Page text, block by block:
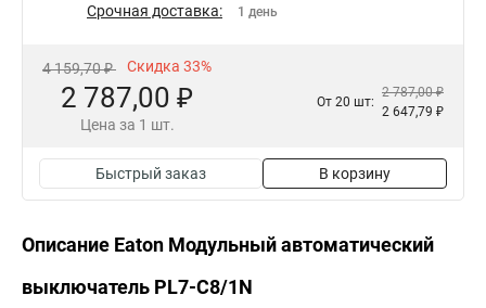
Срочная доставка: 1 день
4 159,70 ₽ Скидка 33%
2 787,00 ₽
Цена за 1 шт.
От 20 шт:
2 787,00 ₽
2 647,79 ₽
Быстрый заказ В корзину
Описание Eaton Модульный автоматический
выключатель PL7-C8/1N